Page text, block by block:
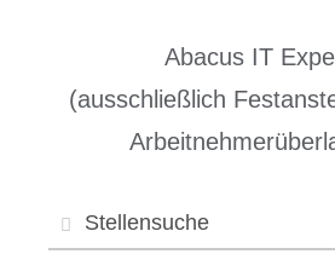
Abacus IT
(ausschließlich